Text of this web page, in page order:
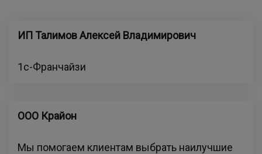
ИП Талимов Алексей Владимирович
1с-Франчайзи
ООО Крайон
Мы помогаем клиентам выбрать наилучшие